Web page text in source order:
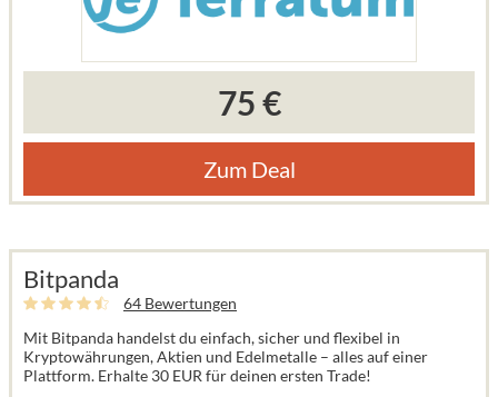
75 €
Zum Deal
Bitpanda
64 Bewertungen
Mit Bitpanda handelst du einfach, sicher und flexibel in
Kryptowährungen, Aktien und Edelmetalle – alles auf einer
Plattform. Erhalte 30 EUR für deinen ersten Trade!